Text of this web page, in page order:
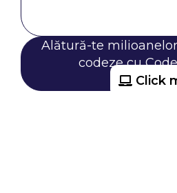
Alătură-te
codeze cu
Click